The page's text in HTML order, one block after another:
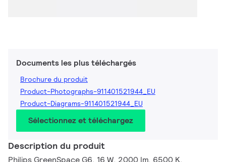
Documents les plus téléchargés
Brochure du produit
Product-Photographs-911401521944_EU
Product-Diagrams-911401521944_EU
Sélectionnez et téléchargez
Description du produit
Philips GreenSpace G6, 16 W, 2000 lm, 6500 K,